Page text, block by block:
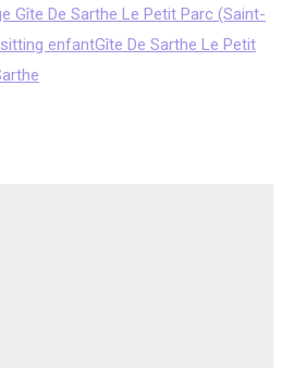
Gîte De Sarthe Le Petit Parc (Saint-
enfantGîte De Sarthe Le Petit